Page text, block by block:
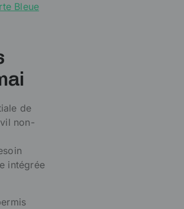
Bleue
de
non-
intégrée